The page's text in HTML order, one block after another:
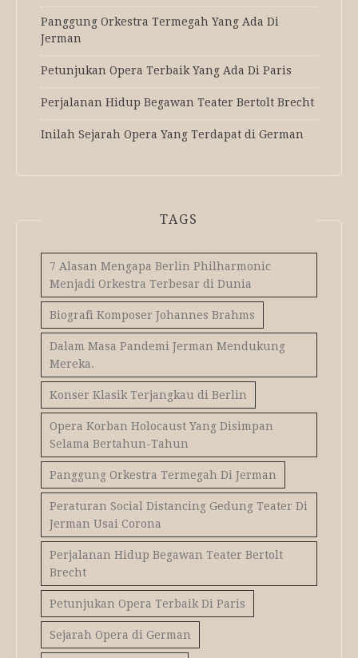
Panggung Orkestra Termegah Yang Ada Di
Jerman
Petunjukan Opera Terbaik Yang Ada Di Paris
Perjalanan Hidup Begawan Teater Bertolt Brecht
Inilah Sejarah Opera Yang Terdapat di German
TAGS
7 Alasan Mengapa Berlin Philharmonic
Menjadi Orkestra Terbesar di Dunia
Biografi Komposer Johannes Brahms
Dalam Masa Pandemi Jerman Mendukung
Mereka.
Konser Klasik Terjangkau di Berlin
Opera Korban Holocaust Yang Disimpan
Selama Bertahun-Tahun
Panggung Orkestra Termegah Di Jerman
Peraturan Social Distancing Gedung Teater Di
Jerman Usai Corona
Perjalanan Hidup Begawan Teater Bertolt
Brecht
Petunjukan Opera Terbaik Di Paris
Sejarah Opera di German